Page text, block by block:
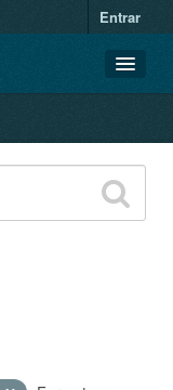
Entrar